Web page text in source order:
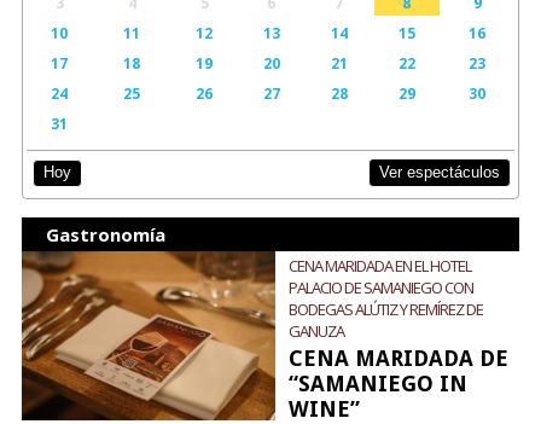
10
11 12 13 14 15
16
17
18 19 20 21 22
23
24
25 26 27 28 29
30
31
Hoy Ver espectáculos
Gastronomía
CENA MARIDADA EN EL HOTEL
PALACIO DE SAMANIEGO CON
BODEGAS ALÚTIZ Y REMÍREZ DE
GANUZA
CENA MARIDADA DE
“SAMANIEGO IN
WINE”